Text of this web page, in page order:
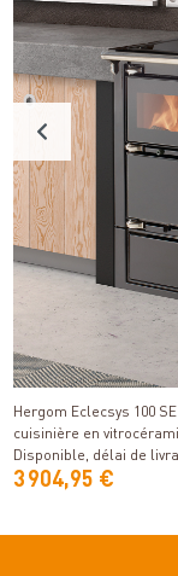
Hergom Eclecsys 100
cuisinière en
Disponible, délai de
3 904,95 €